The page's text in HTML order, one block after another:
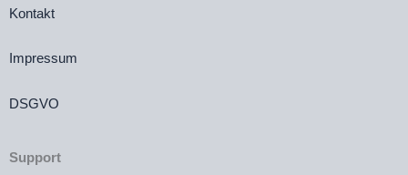
Kontakt
Impressum
DSGVO
Support